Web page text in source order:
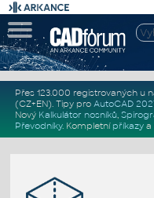
Přes 123.000 registrovaných u
(CZ+EN). Tipy pro AutoCAD
Nový Kalkulátor nosníků,
Převodníky. Kompletní příkazya